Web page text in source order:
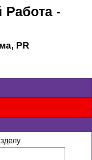
Работа-
PR